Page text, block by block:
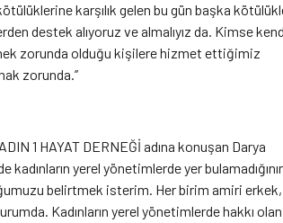
karşılık gelen bu gün başka
destek alıyoruz ve almalıyız da. Kimse
zorunda olduğu kişilere hizmet ettiğimiz
zorunda.’’
1 HAYAT DERNEĞİ adına konuşan Darya
yerel yönetimlerde yer
belirtmek isterim. Her birim amiri erkek,
Kadınların yerel yönetimlerde hakkı olan